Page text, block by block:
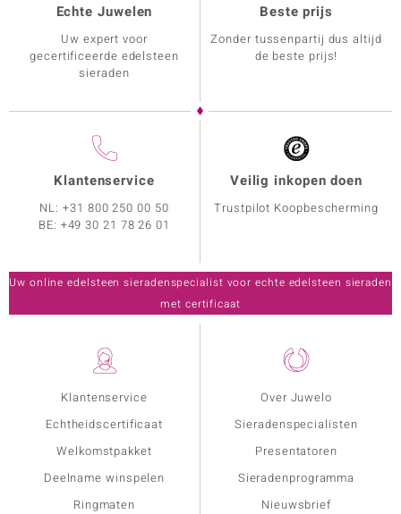
Klantenservice
Echtheidscertificaat
Welkomstpakket
Deelname winspelen
Ringmaten
Over Juwelo
Sieradenspecialisten
Presentatoren
Sieradenprogramma
Nieuwsbrief
Echte Juwelen
Uw expert voor
gecertificeerde edelsteen
sieraden
Beste prijs
Zonder tussenpartij dus altijd
de beste prijs!
Klantenservice
NL:+31 800 250 00 50
BE: +49 30 21 78 26 01
Veilig inkopen doen
Trustpilot Koopbescherming
Uw online edelsteen sieradenspecialist voor echte edelsteen sieraden
met certificaat